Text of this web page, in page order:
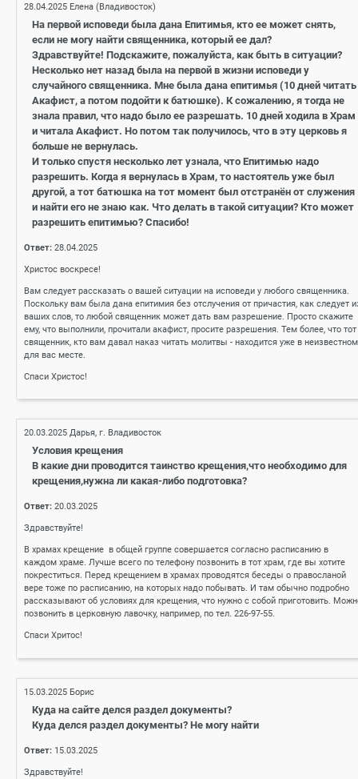
28.04.2025 Елена (Владивосток)
На первой исповеди была дана Епитимья, кто ее может снять,
если не могу найти священника, который ее дал?
Здравствуйте! Подскажите, пожалуйста, как быть в ситуации?
Несколько нет назад была на первой в жизни исповеди у
случайного священника. Мне была дана епитимья (10 дней читать
Акафист, а потом подойти к батюшке). К сожалению, я тогда не
знала правил, что надо было ее разрешать. 10 дней ходила в Храм
и читала Акафист. Но потом так получилось, что в эту церковь я
больше не вернулась.
И только спустя несколько лет узнала, что Епитимью надо
разрешить. Когда я вернулась в Храм, то настоятель уже был
другой, а тот батюшка на тот момент был отстранён от служения
и найти его не знаю как. Что делать в такой ситуации? Кто может
разрешить епитимью? Спасибо!
Ответ: 28.04.2025
Христос воскресе!
Вам следует рассказать о вашей ситуации на исповеди у любого священника.
Поскольку вам была дана епитимия без отслучения от причастия, как следует
ваших слов, то любой священник может дать вам разрешение. Просто скажите
ему, что выполнили, прочитали акафист, просите разрешения. Тем более, что тот
священник, кто вам давал наказ читать молитвы - находится уже в неизвестном
для вас месте.
Спаси Христос!
20.03.2025 Дарья, г. Владивосток
Условия крещения
В какие дни проводится таинство крещения,что необходимо для
крещения,нужна ли какая-либо подготовка?
Ответ: 20.03.2025
Здравствуйте!
В храмах крещение в общей группе совершается согласно расписанию в
каждом храме. Лучше всего по телефону позвонить в тот храм, где вы хотите
покреститься. Перед крещением в храмах проводятся беседы о правосланой
вере тоже по расписанию, на которых надо побывать. И там обычно подробно
рассказывают об условиях для крещения, что нужно с собой приготовить.
позвонить в церковную лавочку, например, по тел. 226-97-55.
Спаси Хритос!
15.03.2025 Борис
Куда на сайте делся раздел документы?
Куда делся раздел документы? Не могу найти
Ответ: 15.03.2025
Здравствуйте!